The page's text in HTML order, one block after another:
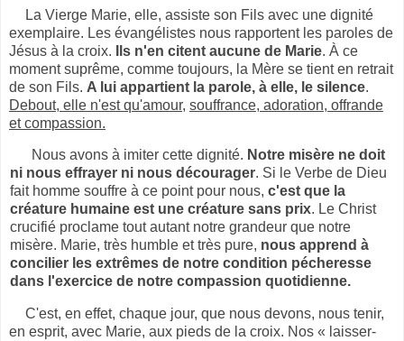
La Vierge Marie, elle, assiste son Fils avec une dignité
exemplaire. Les évangélistes nous rapportent les paroles de
Jésus à la croix.
Ils n'en citent aucune de Marie. À ce
moment suprême, comme toujours, la Mère se tient en retrait
de son Fils. A lui appartient la parole, à elle, le silence.
Debout, elle n'est qu'amour, souffrance, adoration, offrande
et compassion.
Nous avons à imiter cette dignité. Notre misère ne doit
ni nous effrayer ni nous décourager. Si le Verbe de Dieu
fait homme souffre à ce point pour nous, c'est que la
créature humaine est une créature sans prix. Le Christ
crucifié proclame tout autant notre grandeur que notre
misère. Marie, très humble et très pure, nous apprend à
concilier les extrêmes de notre condition pécheresse
dans l'exercice de notre compassion quotidienne.
C'est, en effet, chaque jour, que nous devons, nous tenir,
en esprit, avec Marie, aux pieds de la croix. Nos « laisser-